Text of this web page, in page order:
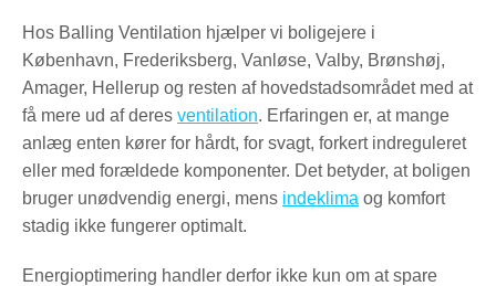
Hos Balling Ventilation hjælper vi boligejere i
København, Frederiksberg, Vanløse, Valby, Brønshøj,
Amager, Hellerup og resten af hovedstadsområdet med at
få mere ud af deres ventilation. Erfaringen er, at mange
anlæg enten kører for hårdt, for svagt, forkert indreguleret
eller med forældede komponenter. Det betyder, at boligen
bruger unødvendig energi, mens indeklima og komfort
stadig ikke fungerer optimalt.
Energioptimering handler derfor ikke kun om at spare